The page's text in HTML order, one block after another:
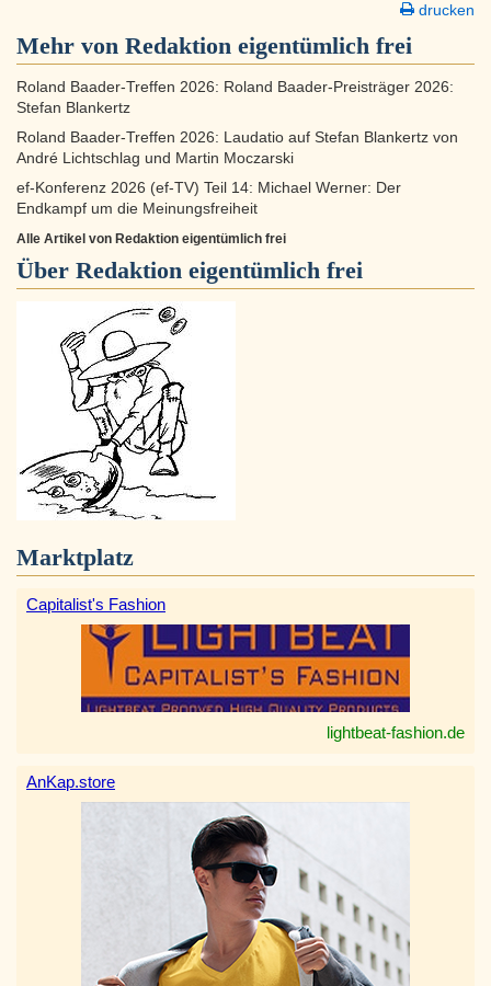
drucken
Mehr von Redaktion eigentümlich frei
Roland Baader-Treffen 2026: Roland Baader-Preisträger 2026:
Stefan Blankertz
Roland Baader-Treffen 2026: Laudatio auf Stefan Blankertz von
André Lichtschlag und Martin Moczarski
ef-Konferenz 2026 (ef-TV) Teil 14: Michael Werner: Der
Endkampf um die Meinungsfreiheit
Alle Artikel von Redaktion eigentümlich frei
Über Redaktion eigentümlich frei
Marktplatz
Capitalist's Fashion
lightbeat-fashion.de
AnKap.store